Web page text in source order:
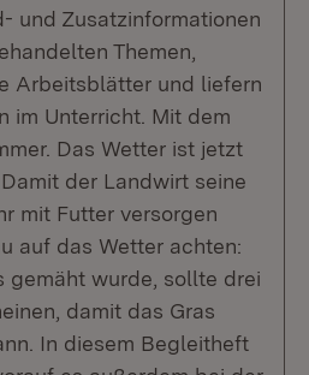
und Zusatzinformationen
Themen,
Arbeitsblätter und liefern
im Unterricht. Mit dem
Das Wetter ist jetzt
der Landwirt seine
mit Futter versorgen
auf das Wetter achten:
gemäht wurde, sollte drei
damit das Gras
In diesem Begleitheft